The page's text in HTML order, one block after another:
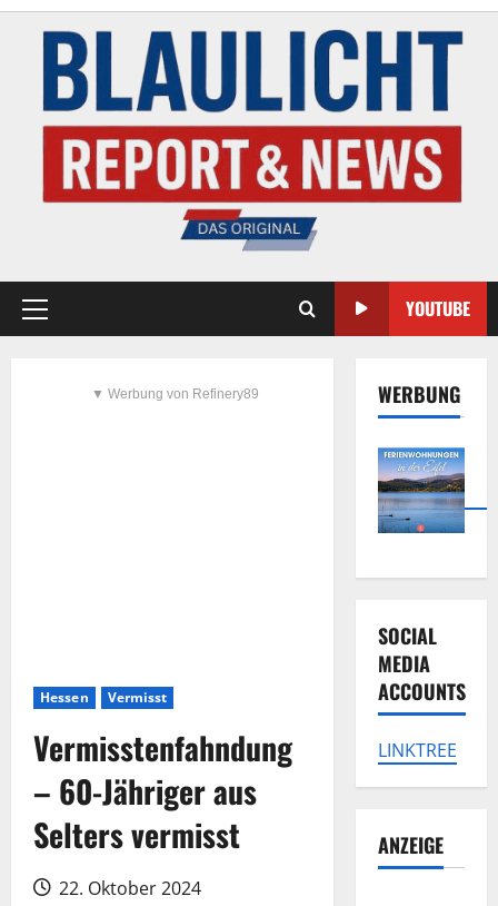
YOUTUBE
▼ Werbung von Refinery89
Hessen Vermisst
Vermisstenfahndung
– 60-Jähriger aus
Selters vermisst
22. Oktober 2024
WERBUNG
SOCIAL
MEDIA
ACCOUNTS
LINKTREE
ANZEIGE